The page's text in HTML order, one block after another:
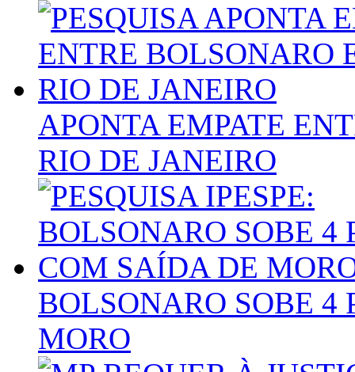
APONTA EMPATE
RIO DE JANEIRO
BOLSONARO SOBE 4
MORO